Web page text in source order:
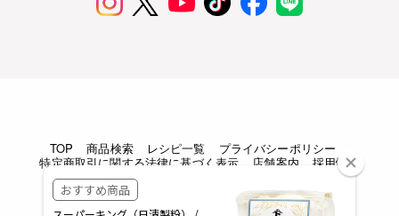
TOP 商品検索 レシピ一覧
プライバシーポリシー
特定商取引に関する法律に基づく表示
店舗案内 採用情報